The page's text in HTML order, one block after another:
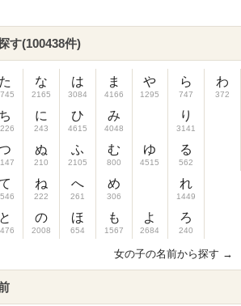
す(100438件)
た
ち
て
と
な
2165
に
243
ぬ
210
ね
222
の
2008
は
3084
ひ
4615
ふ
2105
へ
261
ほ
654
ま
4166
み
4048
む
800
め
306
も
1567
や
1295
ゆ
4515
よ
2684
ら
747
り
3141
る
562
れ
1449
ろ
240
わ
372
女の子の名前から探す →